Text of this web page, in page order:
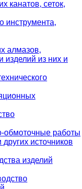
канатов, сеток,
инструмента,
алмазов,
изделий из них и
обмоточные работы
источников
изделий